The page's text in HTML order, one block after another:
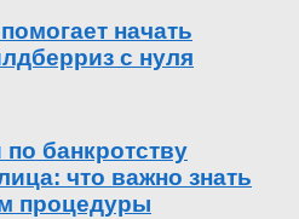
начать
с нуля
банкротству
что важно знать
процедуры